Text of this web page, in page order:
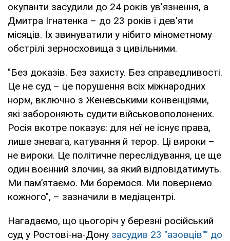
окупанти засудили до 24 років ув'язнення, а
Дмитра Ігнатенка – до 23 років і дев'яти
місяців. Їх звинуватили у нібито мінометному
обстрілі зерносховища з цивільними.
"Без доказів. Без захисту. Без справедливості.
Це не суд – це порушення всіх міжнародних
норм, включно з Женевськими конвенціями,
які забороняють судити військовополонених.
Росія вкотре показує: для неї не існує права,
лише зневага, катування й терор. Ці вироки –
не вироки. Це політичне переслідування, це ще
один воєнний злочин, за який відповідатимуть.
Ми пам’ятаємо. Ми боремося. Ми повернемо
кожного", – зазначили в медіацентрі.
Нагадаємо, що цьогоріч у березні російський
суд у Ростові-на-Дону засудив 23 "азовців"" до